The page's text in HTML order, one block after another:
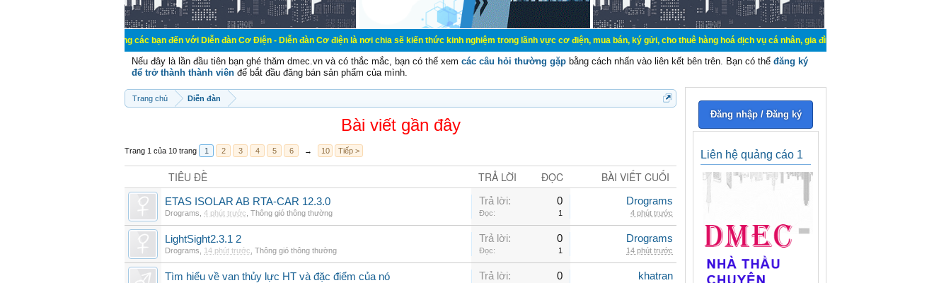
Chào mừng các bạn đến với Diễn đàn Cơ Điện - Diễn đàn Cơ điện là nơi chia sẽ kiến thức kinh nghiệm trong lãnh vực cơ điện, mua bán, ký gửi, cho thuê hàng hoá dịch vụ cá nhân, gia đình. Mua bán, ký gửi, cho thuê thiết bị
Nếu đây là lần đầu tiên bạn ghé thăm dmec.vn và có thắc mắc, bạn có thể xem các câu hỏi thường gặp bằng cách nhấn vào liên kết bên trên. Bạn có thể đăng ký
để trở thành thành viên để bắt đầu đăng bán sản phẩm của mình.
Trang chủ Diễn đàn
Bài viết gần đây
Trang 1 của 10 trang 1 2 3 4 5 6 → 10 Tiếp >
TIÊU ĐỀ TRẢ LỜI ĐỌC BÀI VIẾT CUỐI
ETAS ISOLAR AB RTA-CAR 12.3.0
Drograms 4 phút trước Thông gió thông thường
Trả lời: 0
Đọc: 1
Drograms
4 phút trước
LightSight2.3.1 2
Drograms 14 phút trước Thông gió thông thường
Trả lời: 0
Đọc: 1
Drograms
14 phút trước
Tìm hiểu về van thủy lực HT và đặc điểm của nó Trả lời: 0 khatran
Đăng nhập / Đăng ký
Liên hệ quảng cáo 1